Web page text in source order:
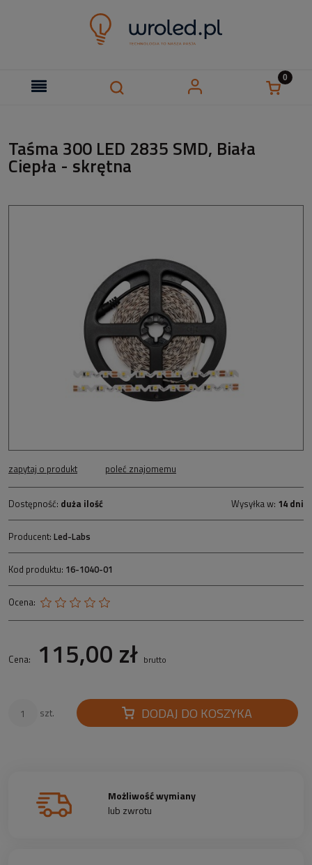
Taśma 300 LED 2835 SMD, Biała
Ciepła - skrętna
zapytaj o produkt poleć znajomemu
Dostępność: duża ilość Wysyłka w: 14 dni
Producent: Led-Labs
Kod produktu: 16-1040-01
Ocena:
Cena: 115,00 zł brutto
szt. DODAJ DO KOSZYKA
Możliwość wymiany
lub zwrotu